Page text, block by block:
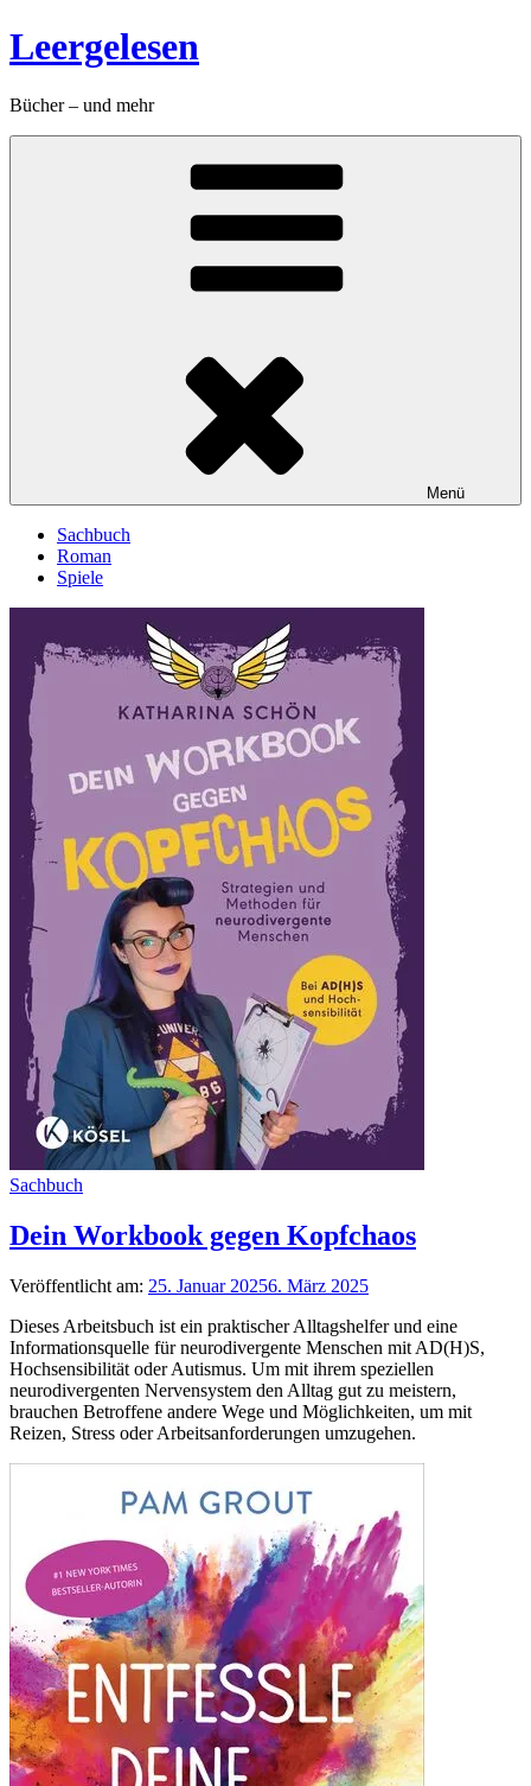
Zum
Inhalt
Leergelesen
Bücher – und mehr
Menü
Sachbuch
Roman
Spiele
Sachbuch
Dein Workbook gegen Kopfchaos
Veröffentlicht am: 25. Januar 20256. März 2025
Dieses Arbeitsbuch ist ein praktischer Alltagshelfer und eine
Informationsquelle für neurodivergente Menschen mit AD(H)S,
Hochsensibilität oder Autismus. Um mit ihrem speziellen
neurodivergenten Nervensystem den Alltag gut zu meistern,
brauchen Betroffene andere Wege und Möglichkeiten, um mit
Reizen, Stress oder Arbeitsanforderungen umzugehen.